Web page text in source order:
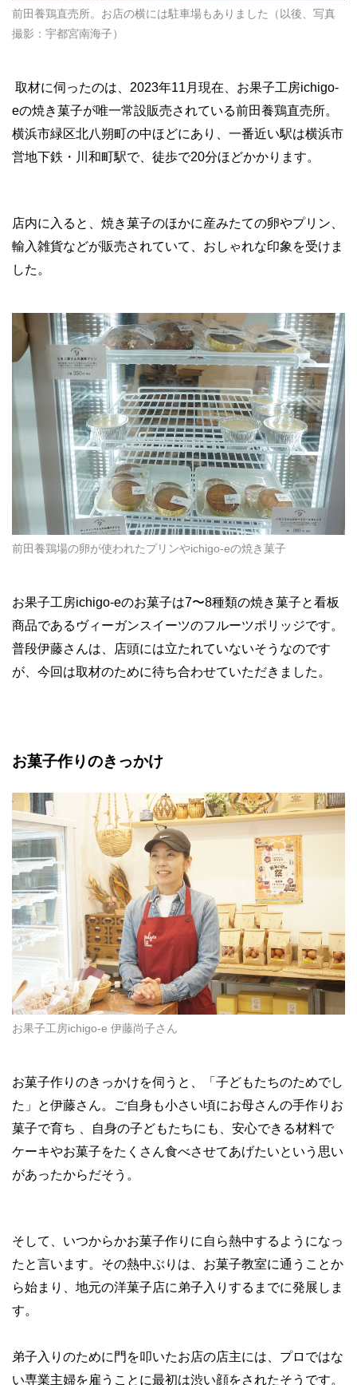
前田養鶏直売所。お店の横には駐車場もありました（以後、写真
撮影：宇都宮南海子）
取材に伺ったのは、2023年11月現在、お果子工房ichigo-
eの焼き菓子が唯一常設販売されている前田養鶏直売所。
横浜市緑区北八朔町の中ほどにあり、一番近い駅は横浜市
営地下鉄・川和町駅で、徒歩で20分ほどかかります。
店内に入ると、焼き菓子のほかに産みたての卵やプリン、
輸入雑貨などが販売されていて、おしゃれな印象を受けま
した。
前田養鶏場の卵が使われたプリンやichigo-eの焼き菓子
お果子工房ichigo-eのお菓子は7〜8種類の焼き菓子と看板
商品であるヴィーガンスイーツのフルーツポリッジです。
普段伊藤さんは、店頭には立たれていないそうなのです
が、今回は取材のために待ち合わせていただきました。
お菓子作りのきっかけ
お果子工房ichigo-e 伊藤尚子さん
お菓子作りのきっかけを伺うと、「子どもたちのためでし
た」と伊藤さん。ご自身も小さい頃にお母さんの手作りお
菓子で育ち 、自身の子どもたちにも、安心できる材料で
ケーキやお菓子をたくさん食べさせてあげたいという思い
があったからだそう。
そして、いつからかお菓子作りに自ら熱中するようになっ
たと言います。その熱中ぶりは、お菓子教室に通うことか
ら始まり、地元の洋菓子店に弟子入りするまでに発展しま
す。
弟子入りのために門を叩いたお店の店主には、プロではな
い専業主婦を雇うことに最初は渋い顔をされたそうです。